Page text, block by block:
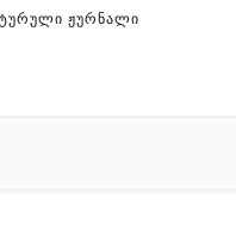
ჟურნალი